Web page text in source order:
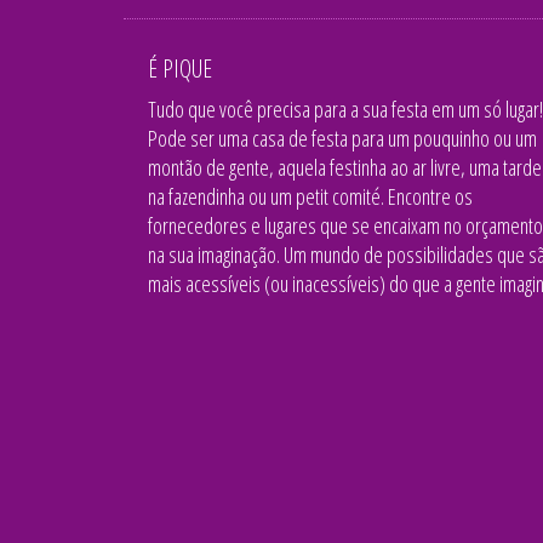
É PIQUE
Tudo que você precisa para a sua festa em um só lugar!
Pode ser uma casa de festa para um pouquinho ou um
montão de gente, aquela festinha ao ar livre, uma tarde
na fazendinha ou um petit comité. Encontre os
fornecedores e lugares que se encaixam no
na sua imaginação. Um mundo de possibilidades que
mais acessíveis (ou inacessíveis) do que a gente